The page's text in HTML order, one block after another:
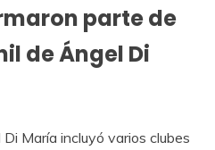
parte de
de Ángel Di
María incluyó varios clubes